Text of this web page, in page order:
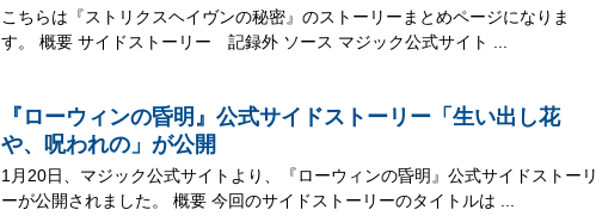
こちらは『ストリクスヘイヴンの秘密』のストーリーまとめページになりま
す。 概要 サイドストーリー 記録外 ソース マジック公式サイト ...
『ローウィンの昏明』公式サイドストーリー「生い出し花
や、呪われの」が公開
1月20日、マジック公式サイトより、『ローウィンの昏明』公式サイドストーリ
ーが公開されました。 概要 今回のサイドストーリーのタイトルは ...